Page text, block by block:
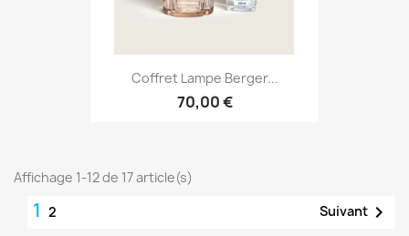
Coffret Lampe Berger...
70,00 €
Affichage 1-12 de 17 article(s)
1 2 Suivant 